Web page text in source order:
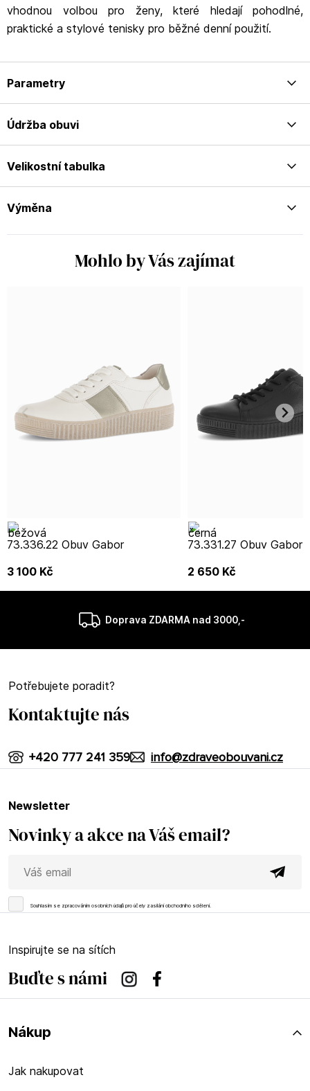
vhodnou volbou pro ženy, které hledají pohodlné,
praktické a stylové tenisky pro běžné denní použití.
Parametry
Údržba obuvi
Velikostní tabulka
Výměna
Mohlo by Vás zajímat
73.336.22 Obuv Gabor
3 100 Kč
73.331.27 Obuv Gabor
2 650 Kč
Doprava ZDARMA nad 3000,-
Potřebujete poradit?
Kontaktujte nás
info@zdraveobouvani.cz
+420 777 241 359
newsletter
Novinky a akce na Váš email?
Souhlasím se zpracováním osobních údajů pro účely zasílání obchodního sdělení.
Inspirujte se na sítích
Buďte s námi InstagramFacebook
Nákup
Jak nakupovat